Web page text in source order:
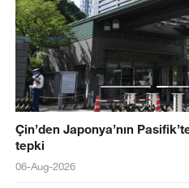
Çin’den Japonya’nın
tepki
06-Aug-2026